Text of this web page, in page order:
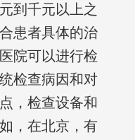
到千元以上之
患者具体的治
院可以进行检
检查病因和对
，检查设备和
，在北京，有